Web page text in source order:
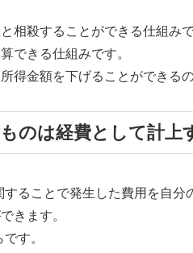
相殺することができる仕組みで
できる仕組みです。
得金額を下げることができる
のは経費として計上
ることで発生した費用を自分
きます。
す。